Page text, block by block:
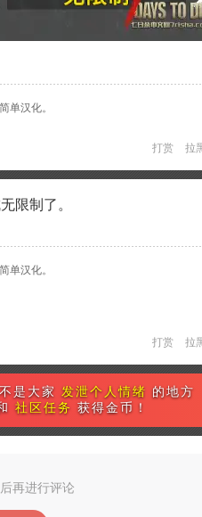
单汉化。
打赏 拉
限制了。
单汉化。
打赏 拉
是大家 发泄个人情绪 的地方
社区任务 获得金币！
再进行评论